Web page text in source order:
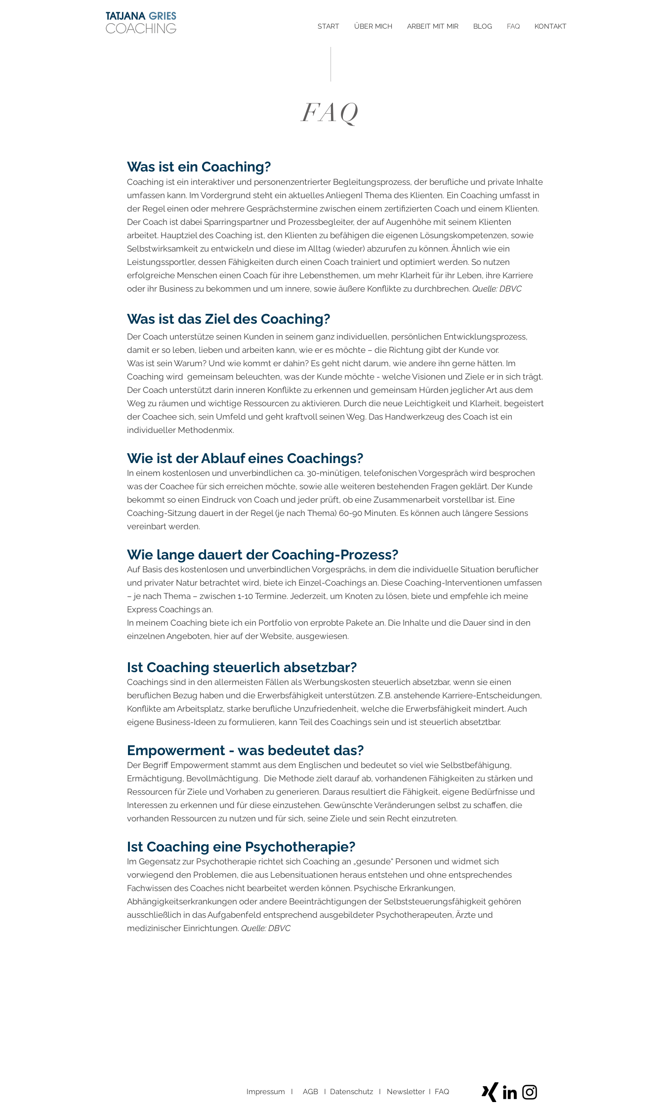
START ÜBER MICH ARBEIT MIT MIR BLOG FAQ KONTAKT
FAQ
​Was ist ein Coaching?
Coaching ist ein interaktiver und personenzentrierter Begleitungsprozess, der berufliche und private Inhalte
umfassen kann. Im Vordergrund steht ein aktuelles AnliegenI Thema des Klienten. Ein Coaching umfasst in
der Regel einen oder mehrere Gesprächstermine zwischen einem zertifizierten Coach und einem Klienten.
Der Coach ist dabei Sparringspartner und Prozessbegleiter, der auf Augenhöhe mit seinem Klienten
arbeitet. Hauptziel des Coaching ist, den Klienten zu befähigen die eigenen Lösungskompetenzen, sowie
Selbstwirksamkeit zu entwickeln und diese im Alltag (wieder) abzurufen zu können. Ähnlich wie ein
Leistungssportler, dessen Fähigkeiten durch einen Coach trainiert und optimiert werden. So nutzen
erfolgreiche Menschen einen Coach für ihre Lebensthemen, um mehr Klarheit für ihr Leben, ihre Karriere
oder ihr Business zu bekommen und um innere, sowie äußere Konflikte zu durchbrechen. Quelle: DBVC
Was ist das Ziel des Coaching?
Der Coach unterstütze seinen Kunden in seinem ganz individuellen, persönlichen Entwicklungsprozess,
damit er so leben, lieben und arbeiten kann, wie er es möchte – die Richtung gibt der Kunde vor.
Was ist sein Warum? Und wie kommt er dahin? Es geht nicht darum, wie andere ihn gerne hätten. Im
Coaching wird gemeinsam beleuchten, was der Kunde möchte - welche Visionen und Ziele er in sich trägt.
Der Coach unterstützt darin inneren Konflikte zu erkennen und gemeinsam Hürden jeglicher Art aus dem
Weg zu räumen und wichtige Ressourcen zu aktivieren. Durch die neue Leichtigkeit und Klarheit, begeistert
der Coachee sich, sein Umfeld und geht kraftvoll seinen Weg. Das Handwerkzeug des Coach ist ein
individueller Methodenmix.
Wie ist der Ablauf eines Coachings?
In einem kostenlosen und unverbindlichen ca. 30-minütigen, telefonischen Vorgespräch wird besprochen
was der Coachee für sich erreichen möchte, sowie alle weiteren bestehenden Fragen geklärt. Der Kunde
bekommt so einen Eindruck von Coach und jeder prüft, ob eine Zusammenarbeit vorstellbar ist. Eine
Coaching-Sitzung dauert in der Regel (je nach Thema) 60-90 Minuten. Es können auch längere Sessions
vereinbart werden.
Wie lange dauert der Coaching-Prozess?
Auf Basis des kostenlosen und unverbindlichen Vorgesprächs, in dem die individuelle Situation beruflicher
und privater Natur betrachtet wird, biete ich Einzel-Coachings an. Diese Coaching-Interventionen umfassen
– je nach Thema – zwischen 1-10 Termine. Jederzeit, um Knoten zu lösen, biete und empfehle ich meine
Express Coachings an.
In meinem Coaching biete ich ein Portfolio von erprobte Pakete an. Die Inhalte und die Dauer sind in den
einzelnen Angeboten, hier auf der Website, ausgewiesen.
Ist Coaching steuerlich absetzbar?
Coachings sind in den allermeisten Fällen als Werbungskosten steuerlich absetzbar, wenn sie einen
beruflichen Bezug haben und die Erwerbsfähigkeit unterstützen. Z.B. anstehende Karriere-Entscheidungen,
Konflikte am Arbeitsplatz, starke berufliche Unzufriedenheit, welche die Erwerbsfähigkeit mindert. Auch
eigene Business-Ideen zu formulieren, kann Teil des Coachings sein und ist steuerlich absetztbar.
Empowerment - was bedeutet das?
Der Begriff Empowerment stammt aus dem Englischen und bedeutet so viel wie Selbstbefähigung,
Ermächtigung, Bevollmächtigung. Die Methode zielt darauf ab, vorhandenen Fähigkeiten zu stärken und
Ressourcen für Ziele und Vorhaben zu generieren. Daraus resultiert die Fähigkeit, eigene Bedürfnisse und
Interessen zu erkennen und für diese einzustehen. Gewünschte Veränderungen selbst zu schaffen, die
vorhanden Ressourcen zu nutzen und für sich, seine Ziele und sein Recht einzutreten.
Ist Coaching eine Psychotherapie?
Im Gegensatz zur Psychotherapie richtet sich Coaching an „gesunde“ Personen und widmet sich
vorwiegend den Problemen, die aus Lebensituationen heraus entstehen und ohne entsprechendes
Fachwissen des Coaches nicht bearbeitet werden können. Psychische Erkrankungen,
Abhängigkeitserkrankungen oder andere Beeinträchtigungen der Selbststeuerungsfähigkeit gehören
ausschließlich in das Aufgabenfeld entsprechend ausgebildeter Psychotherapeuten, Ärzte und
medizinischer Einrichtungen. Quelle: DBVC
Impressum I AGBI Datenschutz I NewsletterI FAQ